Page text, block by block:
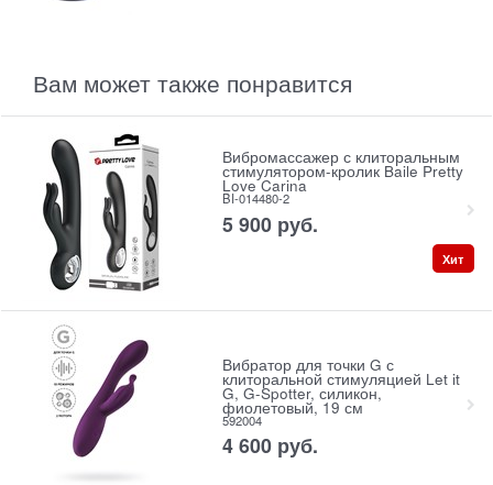
Вам может также понравится
Вибромассажер с клиторальным
стимулятором-кролик Baile Pretty
Love Carina
BI-014480-2
5 900 руб.
Хит
Вибратор для точки G с
клиторальной стимуляцией Let it
G, G-Spotter, силикон,
фиолетовый, 19 см
592004
4 600 руб.